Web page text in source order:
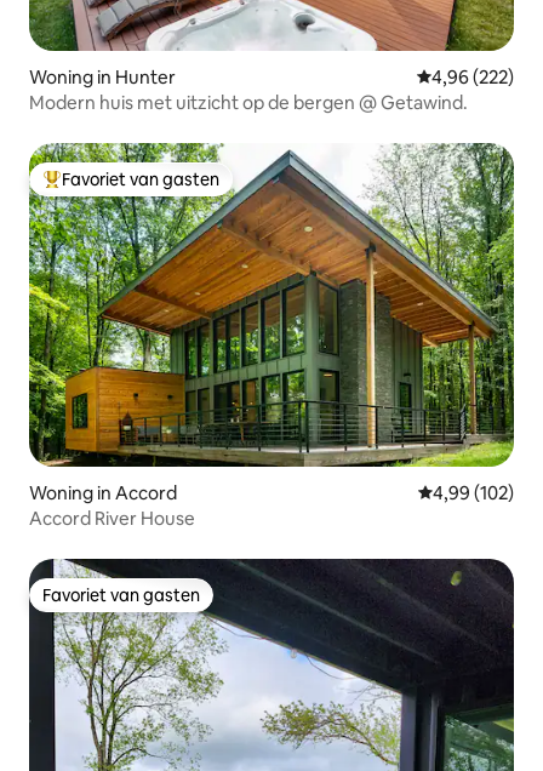
Woning in Hunter Gemiddelde
4,96 (222)
Modern huis met uitzicht op de bergen @ Getawind.
Topfavoriet van gasten
Favoriet van gasten
Woning in Accord Gemiddelde
4,99 (102)
Accord River House
Favoriet van gasten
Favoriet van gasten